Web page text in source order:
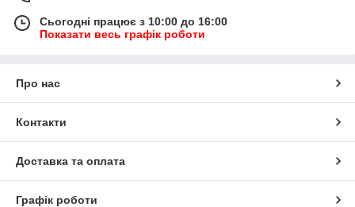
Сьогодні працює з 10:00 до 16:00
Показати весь графік роботи
Про нас
Контакти
Доставка та оплата
Графік роботи